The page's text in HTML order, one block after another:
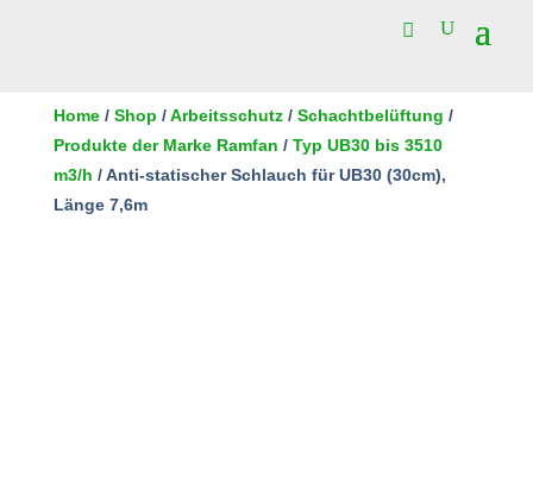
Home/ Shop /Arbeitsschutz/ Schachtbelüftung /
Produkte der Marke Ramfan / Typ UB30 bis 3510
m3/h / Anti-statischer Schlauch für UB30 (30cm),
Länge 7,6m